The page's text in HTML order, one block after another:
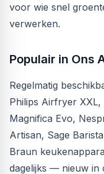
voor wie snel
verwerken.
Populair in Ons
Regelmatig
Philips Airfryer XXL,
Magnifica Evo,
Artisan, Sage
Braun
dagelijks — nieuw in